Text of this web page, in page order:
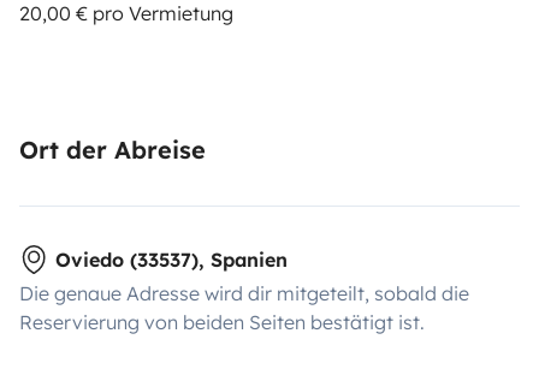
20,00 € pro Vermietung
Ort der Abreise
Oviedo (33537), Spanien
Die genaue Adresse wird dir mitgeteilt, sobald die
Reservierung von beiden Seiten bestätigt ist.